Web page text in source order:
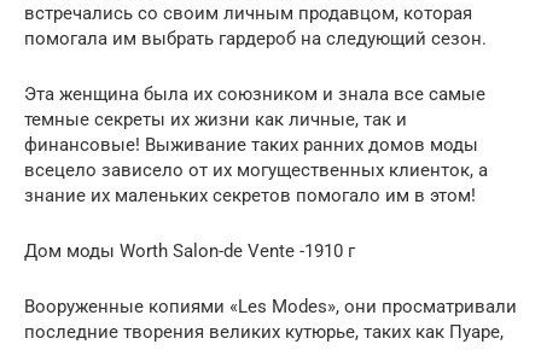
встречались со своим личным продавцом, которая
помогала им выбрать гардероб на следующий сезон.
Эта женщина была их союзником и знала все самые
темные секреты их жизни как личные, так и
финансовые! Выживание таких ранних домов моды
всецело зависело от их могущественных клиенток, а
знание их маленьких секретов помогало им в этом!
Дом моды Worth Salon-de Vente -1910 г
Вооруженные копиями «Les Modes», они просматривали
последние творения великих кутюрье, таких как Пуаре,